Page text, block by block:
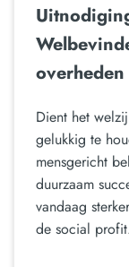
Dient het
gelukkig te
mensgericht
duurzaam
vandaag
de social